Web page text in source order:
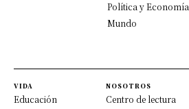
Política y Economía
Mundo
VIDA
Educación
NOSOTROS
Centro de lectura